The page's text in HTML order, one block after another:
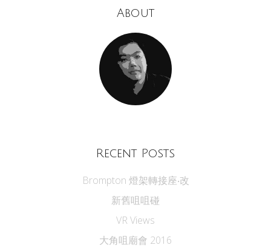
About
Recent Posts
Brompton 燈架轉接座‧改
新舊咀咀碰
VR Views
大角咀廟會 2016